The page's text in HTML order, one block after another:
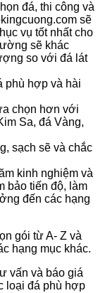
đá, thi công và
sẽ
vụ tốt nhất cho
sẽ khác
so với đá lát
phù hợp và hài
chọn hơn với
Sa, đá Vàng,
sạch sẽ và chắc
kinh nghiệm và
bảo tiến độ, làm
đến các hạng
gói từ A- Z và
hạng mục khác.
vấn và báo giá
loại đá phù hợp